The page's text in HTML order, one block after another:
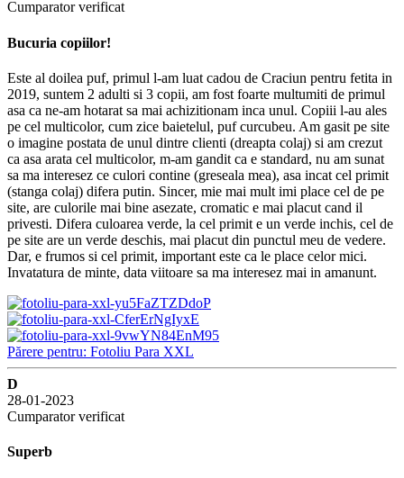
Cumparator verificat
Bucuria copiilor!
Este al doilea puf, primul l-am luat cadou de Craciun pentru fetita in
2019, suntem 2 adulti si 3 copii, am fost foarte multumiti de primul
asa ca ne-am hotarat sa mai achizitionam inca unul. Copiii l-au ales
pe cel multicolor, cum zice baietelul, puf curcubeu. Am gasit pe site
o imagine postata de unul dintre clienti (dreapta colaj) si am crezut
ca asa arata cel multicolor, m-am gandit ca e standard, nu am sunat
sa ma interesez ce culori contine (greseala mea), asa incat cel primit
(stanga colaj) difera putin. Sincer, mie mai mult imi place cel de pe
site, are culorile mai bine asezate, cromatic e mai placut cand il
privesti. Difera culoarea verde, la cel primit e un verde inchis, cel de
pe site are un verde deschis, mai placut din punctul meu de vedere.
Dar, e frumos si cel primit, important este ca le place celor mici.
Invatatura de minte, data viitoare sa ma interesez mai in amanunt.
Părere pentru: Fotoliu Para XXL
D
28-01-2023
Cumparator verificat
Superb